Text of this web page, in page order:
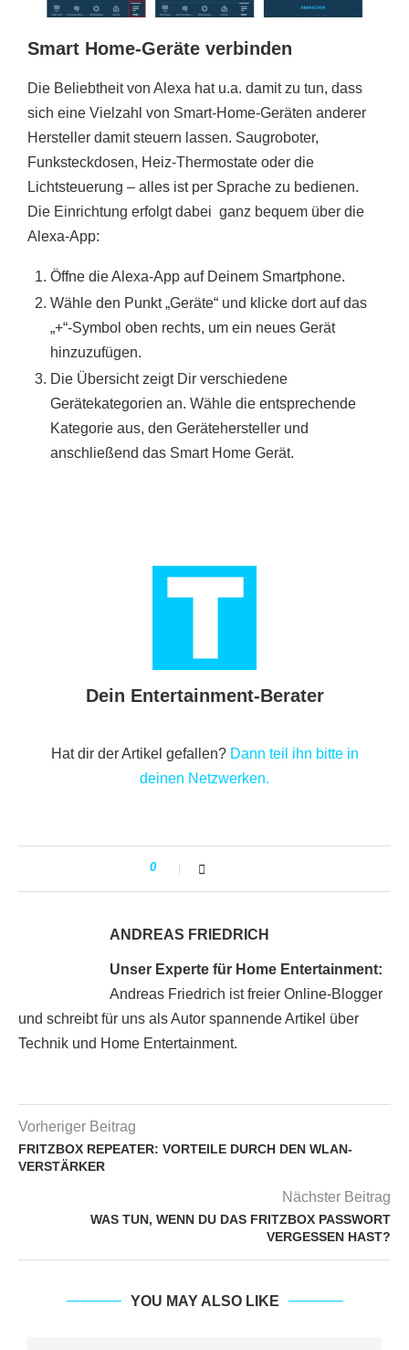
Smart Home-Geräte verbinden
Die Beliebtheit von Alexa hat u.a. damit zu tun, dass
sich eine Vielzahl von Smart-Home-Geräten anderer
Hersteller damit steuern lassen. Saugroboter,
Funksteckdosen, Heiz-Thermostate oder die
Lichtsteuerung – alles ist per Sprache zu bedienen.
Die Einrichtung erfolgt dabei ganz bequem über die
Alexa-App:
Öffne die Alexa-App auf Deinem Smartphone.
Wähle den Punkt „Geräte“ und klicke dort auf das
„+“-Symbol oben rechts, um ein neues Gerät
hinzuzufügen.
Die Übersicht zeigt Dir verschiedene
Gerätekategorien an. Wähle die entsprechende
Kategorie aus, den Gerätehersteller und
anschließend das Smart Home Gerät.
Dein Entertainment-Berater
Hat dir der Artikel gefallen? Dann teil ihn bitte in
deinen Netzwerken.
0
ANDREAS FRIEDRICH
Unser Experte für Home Entertainment:
Andreas Friedrich ist freier Online-Blogger
und schreibt für uns als Autor spannende Artikel über
Technik und Home Entertainment.
Vorheriger Beitrag
FRITZBOX REPEATER: VORTEILE DURCH DEN WLAN-
VERSTÄRKER
Nächster Beitrag
WAS TUN, WENN DU DAS FRITZBOX PASSWORT
VERGESSEN HAST?
YOU MAY ALSO LIKE